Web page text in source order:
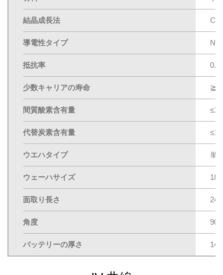
結晶成長法 CZ
導電性タイプ N型
抵抗率
少数キャリアの寿命
間質酸素含有量
代替炭素含有量
ウエハタイプ 単
ウェーハサイズ
面取り長さ
角度
バッテリーの厚さ